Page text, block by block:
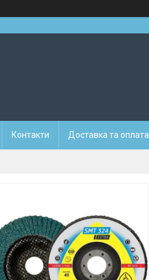
Контакти Доставка та оплата